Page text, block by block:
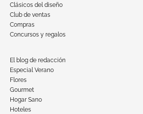
Clásicos del diseño
Club de ventas
Compras
Concursos y regalos
El blog de redacción
Especial Verano
Flores
Gourmet
Hogar Sano
Hoteles